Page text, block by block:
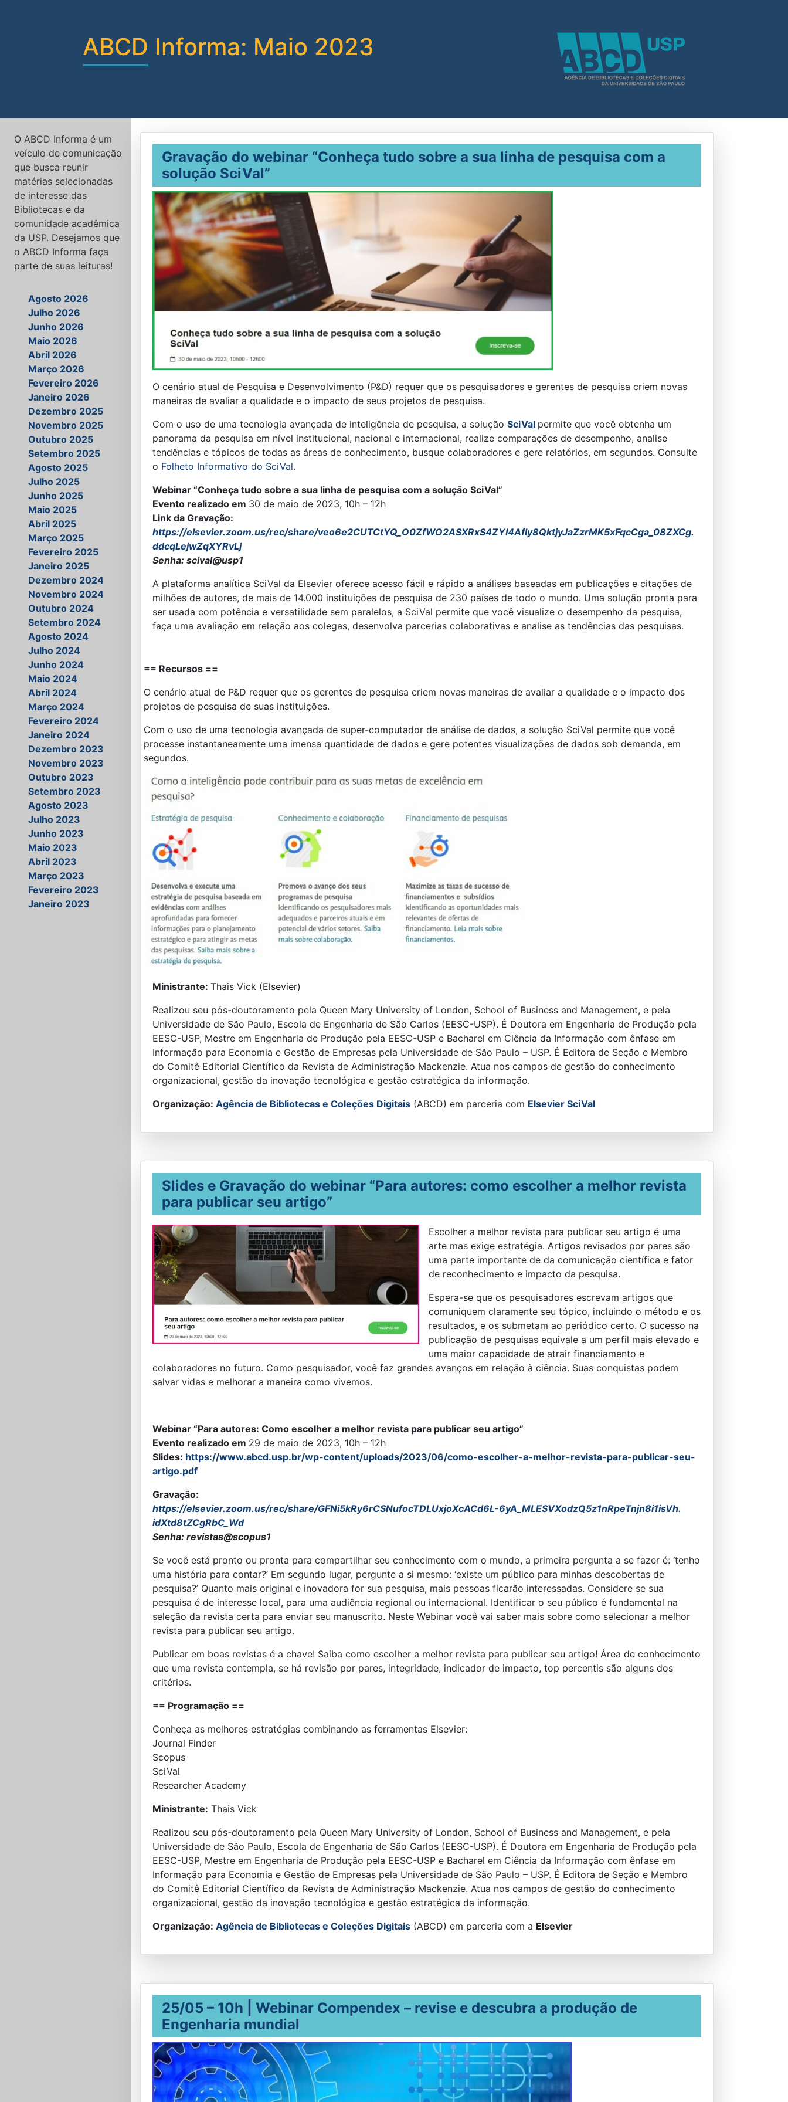
ABCD Informa: Maio 2023
O ABCD Informa é um
veículo de comunicação
que busca reunir
matérias selecionadas
de interesse das
Bibliotecas e da
comunidade acadêmica
da USP. Desejamos que
o ABCD Informa faça
parte de suas leituras!
Agosto 2026
Julho 2026
Junho 2026
Maio 2026
Abril 2026
Março 2026
Fevereiro 2026
Janeiro 2026
Dezembro 2025
Novembro 2025
Outubro 2025
Setembro 2025
Agosto 2025
Julho 2025
Junho 2025
Maio 2025
Abril 2025
Março 2025
Fevereiro 2025
Janeiro 2025
Dezembro 2024
Novembro 2024
Outubro 2024
Setembro 2024
Agosto 2024
Julho 2024
Junho 2024
Maio 2024
Abril 2024
Março 2024
Fevereiro 2024
Janeiro 2024
Dezembro 2023
Novembro 2023
Outubro 2023
Setembro 2023
Agosto 2023
Julho 2023
Junho 2023
Maio 2023
Abril 2023
Março 2023
Fevereiro 2023
Janeiro 2023
Gravação do webinar “Conheça tudo sobre a sua linha de pesquisa com a
solução SciVal”
O cenário atual de Pesquisa e Desenvolvimento (P&D) requer que os pesquisadores e gerentes de pesquisa criem novas
maneiras de avaliar a qualidade e o impacto de seus projetos de pesquisa.
Com o uso de uma tecnologia avançada de inteligência de pesquisa, a solução SciVal permite que você obtenha um
panorama da pesquisa em nível institucional, nacional e internacional, realize comparações de desempenho, analise
tendências e tópicos de todas as áreas de conhecimento, busque colaboradores e gere relatórios, em segundos. Consulte
o Folheto Informativo do SciVal.
Webinar “Conheça tudo sobre a sua linha de pesquisa com a solução SciVal”
Evento realizado em 30 de maio de 2023, 10h – 12h
Link da Gravação:
https://elsevier.zoom.us/rec/share/veo6e2CUTCtYQ_ O0ZfWO2ASXRxS4ZYI4AfIy8QktjyJaZzrMK5xFqcCga_08ZXCg.
ddcqLejwZqXYRvLj
Senha: scival@usp1
A plataforma analítica SciVal da Elsevier oferece acesso fácil e rápido a análises baseadas em publicações e citações de
milhões de autores, de mais de 14.000 instituições de pesquisa de 230 países de todo o mundo. Uma solução pronta para
ser usada com potência e versatilidade sem paralelos, a SciVal permite que você visualize o desempenho da pesquisa,
faça uma avaliação em relação aos colegas, desenvolva parcerias colaborativas e analise as tendências das pesquisas.
== Recursos ==
O cenário atual de P&D requer que os gerentes de pesquisa criem novas maneiras de avaliar a qualidade e o impacto dos
projetos de pesquisa de suas instituições.
Com o uso de uma tecnologia avançada de super-computador de análise de dados, a solução SciVal permite que você
processe instantaneamente uma imensa quantidade de dados e gere potentes visualizações de dados sob demanda, em
segundos.
Ministrante: Thais Vick (Elsevier)
Realizou seu pós-doutoramento pela Queen Mary University of London, School of Business and Management, e pela
Universidade de São Paulo, Escola de Engenharia de São Carlos (EESC-USP). É Doutora em Engenharia de Produção pela
EESC-USP, Mestre em Engenharia de Produção pela EESC-USP e Bacharel em Ciência da Informação com ênfase em
Informação para Economia e Gestão de Empresas pela Universidade de São Paulo – USP. É Editora de Seção e Membro
do Comitê Editorial Científico da Revista de Administração Mackenzie. Atua nos campos de gestão do conhecimento
organizacional, gestão da inovação tecnológica e gestão estratégica da informação.
Organização: Agência de Bibliotecas e Coleções Digitais (ABCD) em parceria com Elsevier SciVal
Slides e Gravação do webinar “Para autores: como escolher a melhor revista
para publicar seu artigo”
Escolher a melhor revista para publicar seu artigo é uma
arte mas exige estratégia. Artigos revisados por pares são
uma parte importante de da comunicação científica e fator
de reconhecimento e impacto da pesquisa.
Espera-se que os pesquisadores escrevam artigos que
comuniquem claramente seu tópico, incluindo o método e os
resultados, e os submetam ao periódico certo. O sucesso na
publicação de pesquisas equivale a um perfil mais elevado e
uma maior capacidade de atrair financiamento e
colaboradores no futuro. Como pesquisador, você faz grandes avanços em relação à ciência. Suas conquistas podem
salvar vidas e melhorar a maneira como vivemos.
Webinar “Para autores: Como escolher a melhor revista para publicar seu artigo”
Evento realizado em 29 de maio de 2023, 10h – 12h
Slides: https://www.abcd.usp.br/wp-content/uploads/2023/06/como-escolher-a-melhor-revista-para-publicar-seu-
artigo.pdf
Gravação:
https://elsevier.zoom.us/rec/share/GFNi5kRy6rCSNufocTDLUxjoXcACd6L-6yA_ MLESVXodzQ5z1nRpeTnjn8i1isVh.
idXtd8tZCgRbC_Wd
Senha: revistas@scopus1
Se você está pronto ou pronta para compartilhar seu conhecimento com o mundo, a primeira pergunta a se fazer é: ‘tenho
uma história para contar?’ Em segundo lugar, pergunte a si mesmo: ‘existe um público para minhas descobertas de
pesquisa?’ Quanto mais original e inovadora for sua pesquisa, mais pessoas ficarão interessadas. Considere se sua
pesquisa é de interesse local, para uma audiência regional ou internacional. Identificar o seu público é fundamental na
seleção da revista certa para enviar seu manuscrito. Neste Webinar você vai saber mais sobre como selecionar a melhor
revista para publicar seu artigo.
Publicar em boas revistas é a chave! Saiba como escolher a melhor revista para publicar seu artigo! Área de conhecimento
que uma revista contempla, se há revisão por pares, integridade, indicador de impacto, top percentis são alguns dos
critérios.
== Programação ==
Conheça as melhores estratégias combinando as ferramentas Elsevier:
Journal Finder
Scopus
SciVal
Researcher Academy
Ministrante: Thais Vick
Realizou seu pós-doutoramento pela Queen Mary University of London, School of Business and Management, e pela
Universidade de São Paulo, Escola de Engenharia de São Carlos (EESC-USP). É Doutora em Engenharia de Produção pela
EESC-USP, Mestre em Engenharia de Produção pela EESC-USP e Bacharel em Ciência da Informação com ênfase em
Informação para Economia e Gestão de Empresas pela Universidade de São Paulo – USP. É Editora de Seção e Membro
do Comitê Editorial Científico da Revista de Administração Mackenzie. Atua nos campos de gestão do conhecimento
organizacional, gestão da inovação tecnológica e gestão estratégica da informação.
Organização: Agência de Bibliotecas e Coleções Digitais (ABCD) em parceria com a Elsevier
25/05 – 10h | Webinar Compendex – revise e descubra a produção de
Engenharia mundial